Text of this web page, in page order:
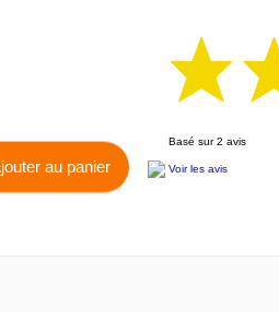
au panier
Basé sur 2 avis
Voir les avis